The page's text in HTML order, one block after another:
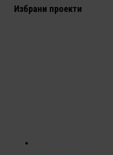
Избрани проекти